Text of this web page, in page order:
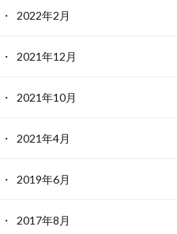
2022年2月
2021年12月
2021年10月
2021年4月
2019年6月
2017年8月